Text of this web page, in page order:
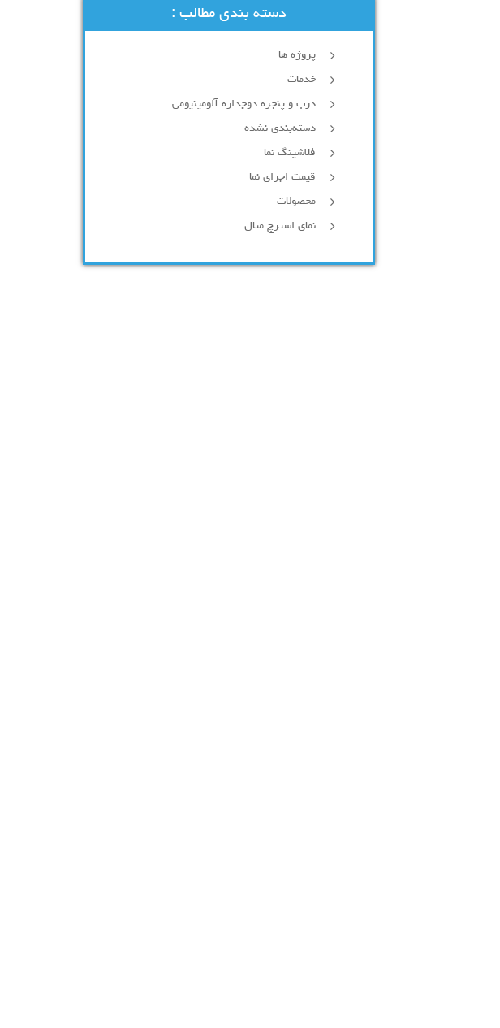
دسته بندی مطالب :
پروژه ها
خدمات
درب و پنجره دوجداره آلومینیومی
دسته‌بندی نشده
فلاشینگ نما
قیمت اجرای نما
محصولات
نمای استرچ متال